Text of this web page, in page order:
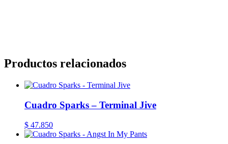
Productos relacionados
Cuadro Sparks – Terminal Jive
$ 47.850